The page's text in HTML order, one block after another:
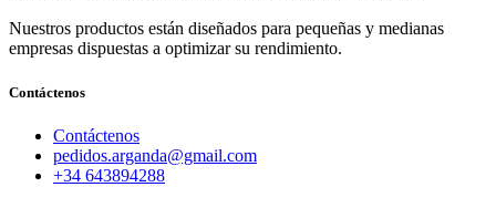
Nuestros productos están diseñados para pequeñas y medianas
empresas dispuestas a optimizar su rendimiento.
Contáctenos
Contáctenos
pedidos.arganda@gmail.com
+34 643894288